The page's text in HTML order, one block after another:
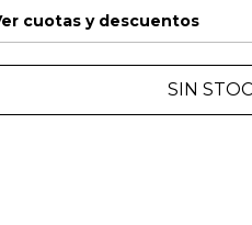
cuotas y descuentos
SIN